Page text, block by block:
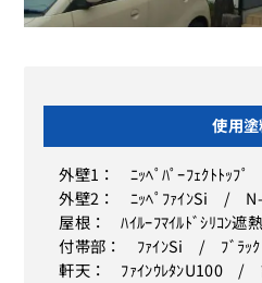
使用
外壁1： ﾆｯﾍﾟﾊﾟｰﾌｪｸﾄﾄｯ
外壁2： ﾆｯﾍﾟﾌｧｲﾝSi /
屋根： ﾊｲﾙｰﾌﾏｲﾙﾄﾞｼﾘｺﾝ
付帯部： ﾌｧｲﾝSi / ﾌﾞﾗｯｸ
軒天： ﾌｧｲﾝｳﾚﾀﾝU100 /